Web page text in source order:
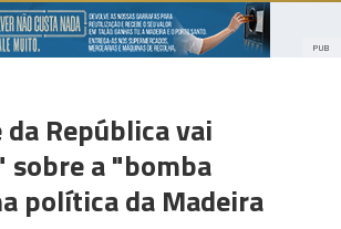
PUB
República vai
a "bomba
política da Madeira